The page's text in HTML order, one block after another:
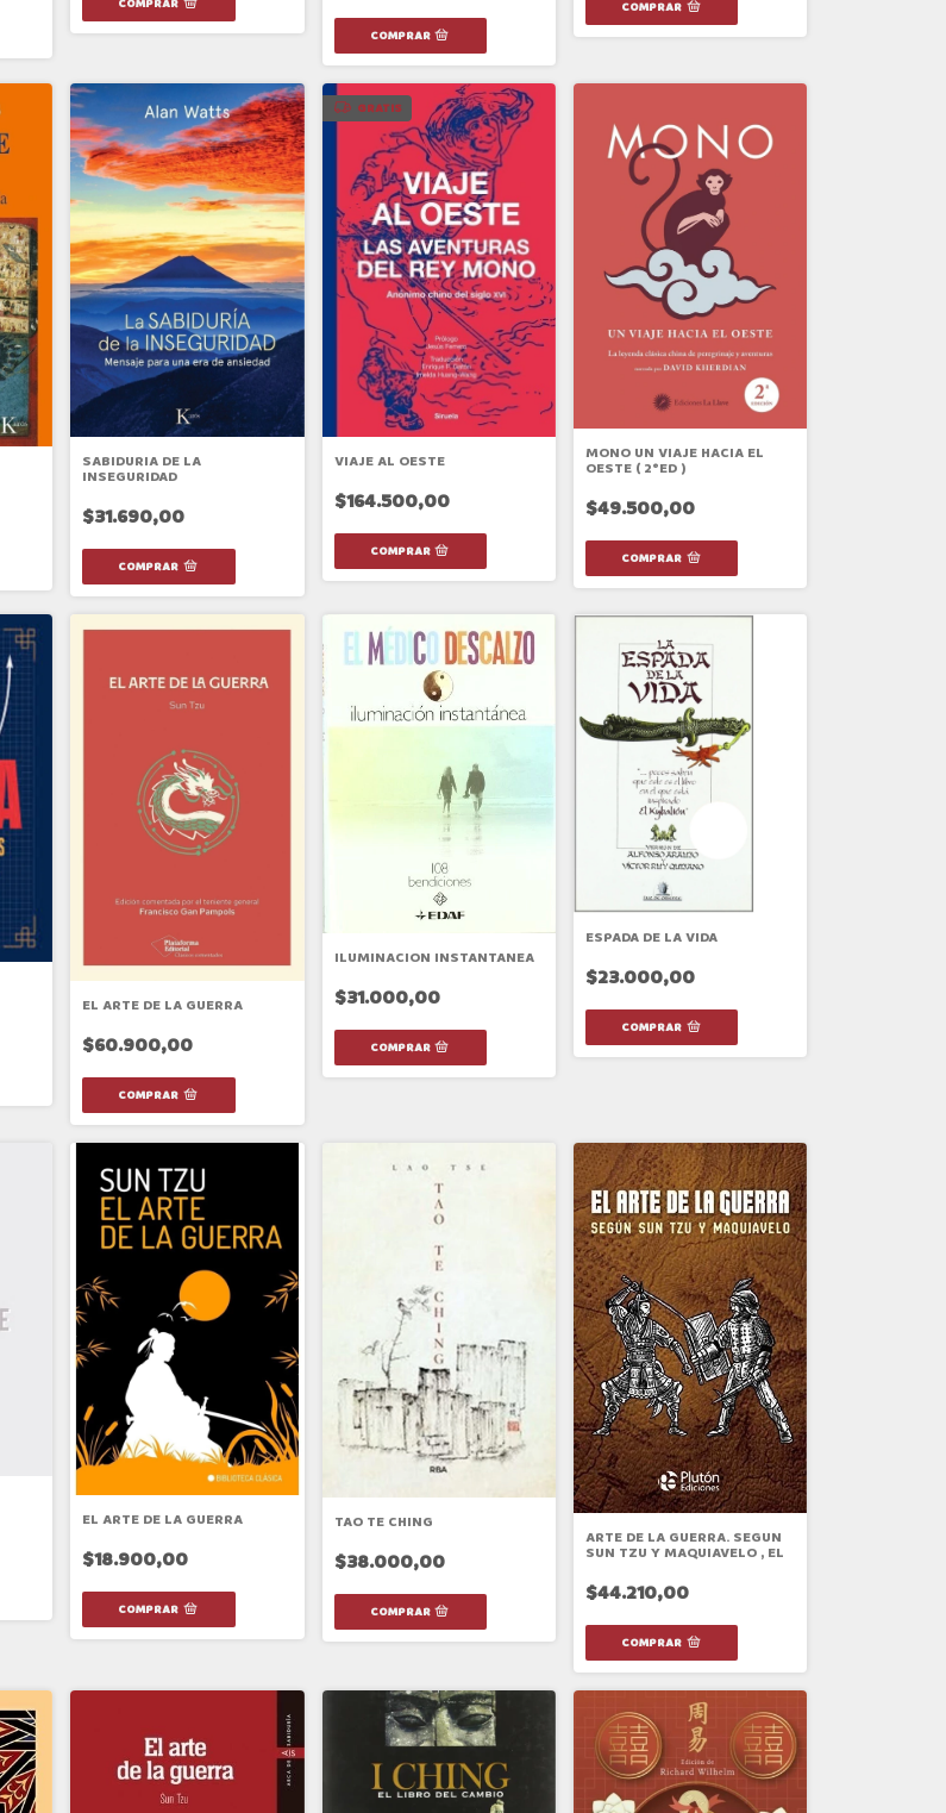
SABIDURIA DE LA
INSEGURIDAD
$31.690,00
GRATIS
VIAJE AL OESTE
$164.500,00
MONO UN VIAJE HACIA EL
OESTE ( 2°ED )
$49.500,00
EL ARTE DE LA GUERRA
$60.900,00
ILUMINACION INSTANTANEA
$31.000,00
ESPADA DE LA VIDA
$23.000,00
EL ARTE DE LA GUERRA
$18.900,00
TAO TE CHING
$38.000,00
ARTE DE LA GUERRA. SEGUN
SUN TZU Y MAQUIAVELO , EL
$44.210,00